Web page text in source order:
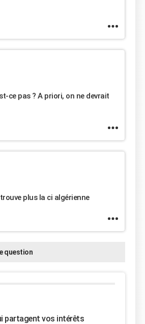
ce pas ? A priori, on ne devrait
plus la ci algérienne
question
partagent vos intérêts